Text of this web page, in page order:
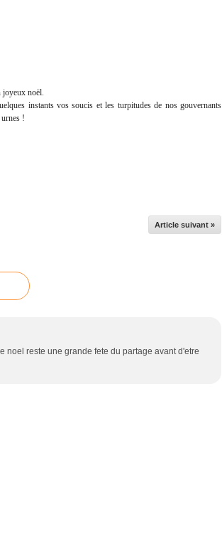
joyeux noël.
instants vos soucis et les turpitudes de nos gouvernants
!
Article suivant »
noel reste une grande fete du partage avant d'etre